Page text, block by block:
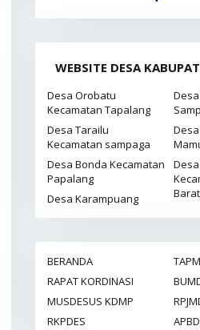
WEBSITE DESA
Desa Orobatu
Kecamatan Tapalang
Desa Tarailu
Kecamatan sampaga
Desa Bonda Kecamatan
Papalang
Barat
Desa Karampuang
BERANDA
TAPM
RAPAT KORDINASI
MUSDESUS KDMP
RKPDES